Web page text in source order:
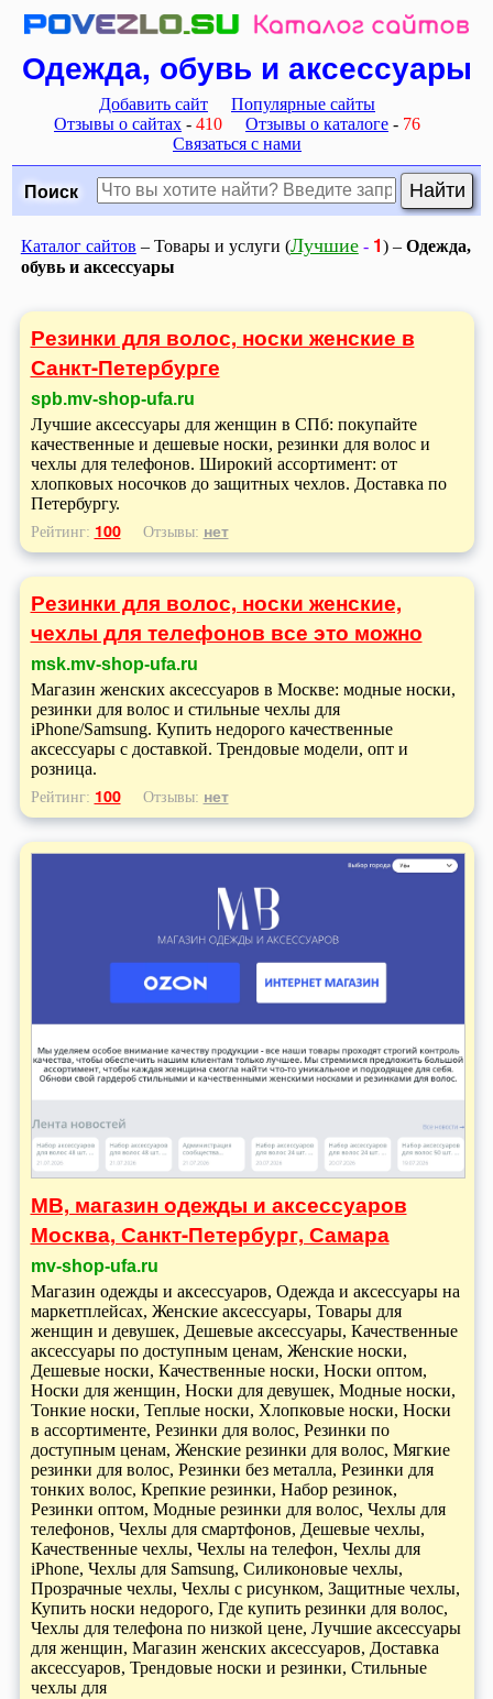
Одежда, обувь и аксессуары
Добавить сайт
Популярные сайты
Отзывы о сайтах - 410 Отзывы о каталоге - 76
Связаться с нами
Поиск
Каталог сайтов – Товары и услуги (Лучшие - 1) – Одежда,
обувь и аксессуары
Резинки для волос, носки женские в
Санкт-Петербурге
spb.mv-shop-ufa.ru
Лучшие аксессуары для женщин в СПб: покупайте
качественные и дешевые носки, резинки для волос и
чехлы для телефонов. Широкий ассортимент: от
хлопковых носочков до защитных чехлов. Доставка по
Петербургу.
Рейтинг: 100 Отзывы: нет
Резинки для волос, носки женские,
чехлы для телефонов все это можно
msk.mv-shop-ufa.ru
Магазин женских аксессуаров в Москве: модные носки,
резинки для волос и стильные чехлы для
iPhone/Samsung. Купить недорого качественные
аксессуары с доставкой. Трендовые модели, опт и
розница.
Рейтинг: 100 Отзывы: нет
МВ, магазин одежды и аксессуаров
Москва, Санкт-Петербург, Самара
mv-shop-ufa.ru
Магазин одежды и аксессуаров, Одежда и аксессуары на
маркетплейсах, Женские аксессуары, Товары для
женщин и девушек, Дешевые аксессуары, Качественные
аксессуары по доступным ценам, Женские носки,
Дешевые носки, Качественные носки, Носки оптом,
Носки для женщин, Носки для девушек, Модные носки,
Тонкие носки, Теплые носки, Хлопковые носки, Носки
в ассортименте, Резинки для волос, Резинки по
доступным ценам, Женские резинки для волос, Мягкие
резинки для волос, Резинки без металла, Резинки для
тонких волос, Крепкие резинки, Набор резинок,
Резинки оптом, Модные резинки для волос, Чехлы для
телефонов, Чехлы для смартфонов, Дешевые чехлы,
Качественные чехлы, Чехлы на телефон, Чехлы для
iPhone, Чехлы для Samsung, Силиконовые чехлы,
Прозрачные чехлы, Чехлы с рисунком, Защитные чехлы,
Купить носки недорого, Где купить резинки для волос,
Чехлы для телефона по низкой цене, Лучшие аксессуары
для женщин, Магазин женских аксессуаров, Доставка
аксессуаров, Трендовые носки и резинки, Стильные
чехлы для